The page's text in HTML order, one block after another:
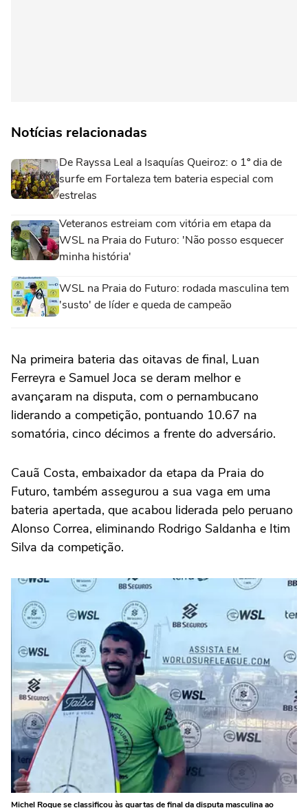
Notícias relacionadas
De Rayssa Leal a Isaquías Queiroz: o 1º dia de
surfe em Fortaleza tem bateria especial com
estrelas
Veteranos estreiam com vitória em etapa da
WSL na Praia do Futuro: 'Não posso esquecer
minha história'
WSL na Praia do Futuro: rodada masculina tem
'susto' de líder e queda de campeão
Na primeira bateria das oitavas de final, Luan
Ferreyra e Samuel Joca se deram melhor e
avançaram na disputa, com o pernambucano
liderando a competição, pontuando 10.67 na
somatória, cinco décimos a frente do adversário.
Cauã Costa, embaixador da etapa da Praia do
Futuro, também assegurou a sua vaga em uma
bateria apertada, que acabou liderada pelo peruano
Alonso Correa, eliminando Rodrigo Saldanha e Itim
Silva da competição.
Michel Roque se classificou às quartas de final da disputa masculina ao